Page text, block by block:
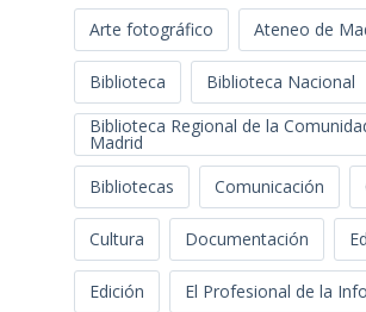
Arte fotográfico Ateneo de
Biblioteca
Biblioteca Nacional
Biblioteca Regional de la
Madrid
Bibliotecas
Comunicación
Cultura Documentación
Edición El Profesional de la